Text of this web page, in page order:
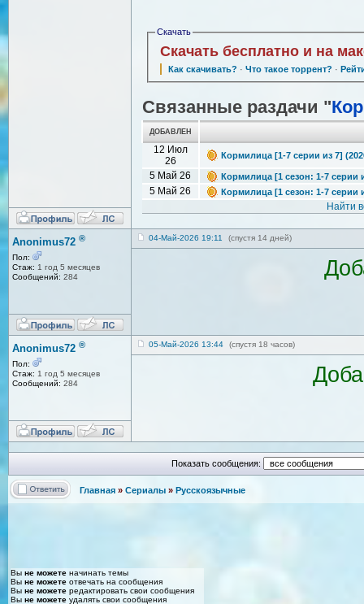
Скачать
Скачать бесплатно и на
Как скачивать? · Что такое торрент? ·
Связанные раздачи "
ДОБАВЛЕН
12 Июл
26
Кормилица [1-7 серии из 7]
5 Май 26 Кормилица [1 сезон: 1-7 серии
5 Май 26 Кормилица [1 сезон: 1-7 серии
Найти
Anonimus72 ®
Пол:
Стаж: 1 год 5 месяцев
Сообщений: 284
04-Май-2026 19:11 (спустя 14 дней)
Anonimus72 ®
Пол:
Стаж: 1 год 5 месяцев
Сообщений: 284
05-Май-2026 13:44 (спустя 18 часов)
Показать сообщения:
Главная » Сериалы » Русскоязычные
Вы не можете начинать темы
Вы не можете отвечать на сообщения
Вы не можете редактировать свои сообщения
Вы не можете удалять свои сообщения